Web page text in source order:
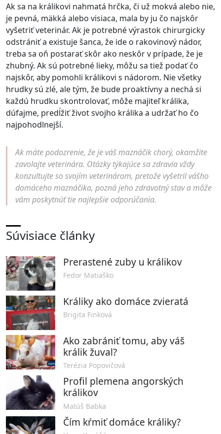
Ak sa na králikovi nahmatá hrčka, či už mokvá alebo nie,
je pevná, mäkká alebo visiaca, mala by ju čo najskôr
vyšetriť veterinár. Ak je potrebné výrastok chirurgicky
odstrániť a existuje šanca, že ide o rakovinový nádor,
treba sa oň postarať skôr ako neskôr v prípade, že je
zhubný. Ak sú potrebné lieky, môžu sa tiež podať čo
najskôr, aby pomohli králikovi s nádorom. Nie všetky
hrudky sú zlé, ale tým, že bude proaktívny a nechá si
každú hrudku skontrolovať, môže majiteľ králika,
dúfajme, predĺžiť život svojho králika a udržať ho čo
najpohodlnejší.
Ak máte podozrenie, že je váš maznáčik chorý, okamžite
zavolajte veterinára. Otázky týkajúce sa zdravia vždy
konzultujte so svojím veterinárom, pretože vyšetril vášho
domáceho maznáčika, pozná jeho zdravotný stav a môže
vám poskytnúť tie najlepšie odporúčania.
Súvisiace články
Prerastené zuby u králikov
Fedor Matiaško
Králiky ako domáce zvieratá
Brigita Finková
Ako zabrániť tomu, aby váš
králik žuval?
Terézia Popovičová
Profil plemena angorských
králikov
Matúš Babka
Čím kŕmiť domáce králiky?